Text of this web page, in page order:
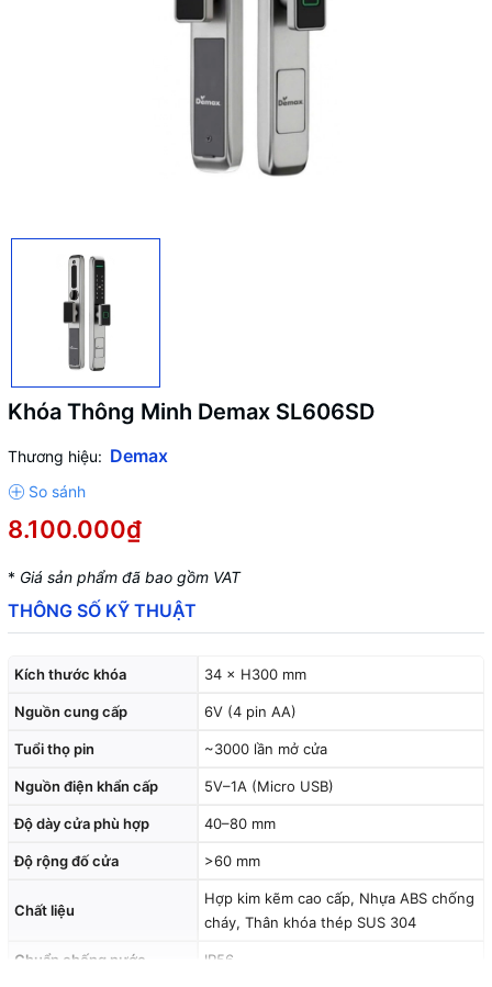
Khóa Thông Minh Demax SL606SD
Thương hiệu: Demax
8.100.000₫
* Giá sản phẩm đã bao gồm VAT
THÔNG SỐ KỸ THUẬT
Kích thước khóa 34 × H300 mm
Nguồn cung cấp 6V (4 pin AA)
Tuổi thọ pin ~3000 lần mở cửa
Nguồn điện khẩn cấp 5V–1A (Micro USB)
Độ dày cửa phù hợp 40–80 mm
Độ rộng đố cửa >60 mm
Chất liệu
Hợp kim kẽm cao cấp, Nhựa ABS chống
cháy, Thân khóa thép SUS 304
Chuẩn chống nước IP56